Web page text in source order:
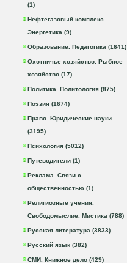
(1)
Нефтегазовый комплекс.
Энергетика (9)
Образование. Педагогика (1641)
Охотничье хозяйство. Рыбное
хозяйство (17)
Политика. Политология (875)
Поэзия (1674)
Право. Юридические науки
(3195)
Психология (5012)
Путеводители (1)
Реклама. Связи с
общественностью (1)
Религиозные учения.
Свободомыслие. Мистика (788)
Русская литература (3833)
Русский язык (382)
СМИ. Книжное дело (429)